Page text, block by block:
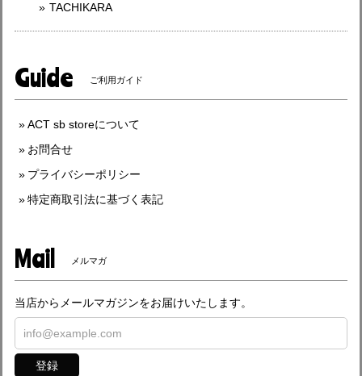
TACHIKARA
Guide ご利用ガイド
ACT sb storeについて
お問合せ
プライバシーポリシー
特定商取引法に基づく表記
Mail メルマガ
当店からメールマガジンをお届けいたします。
登録